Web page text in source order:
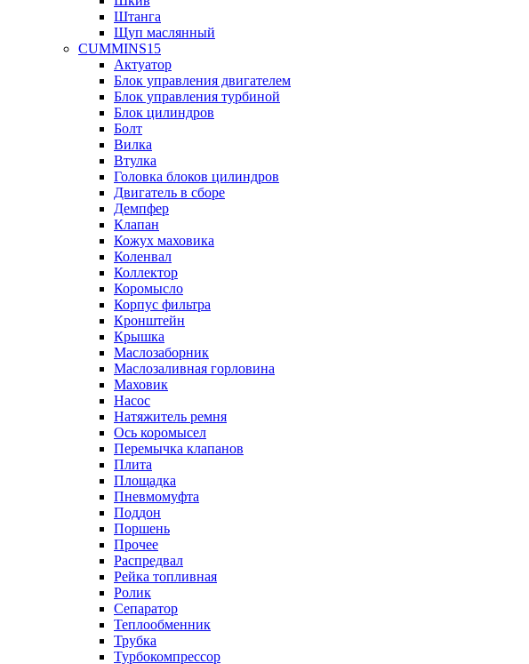
Штанга
Щуп маслянный
CUMMINS15
Актуатор
Блок управления двигателем
Блок управления турбиной
Блок цилиндров
Болт
Вилка
Втулка
Головка блоков цилиндров
Двигатель в сборе
Демпфер
Клапан
Кожух маховика
Коленвал
Коллектор
Коромысло
Корпус фильтра
Кронштейн
Крышка
Маслозаборник
Маслозаливная горловина
Маховик
Насос
Натяжитель ремня
Ось коромысел
Перемычка клапанов
Плита
Площадка
Пневмомуфта
Поддон
Поршень
Прочее
Распредвал
Рейка топливная
Ролик
Сепаратор
Теплообменник
Трубка
Турбокомпрессор